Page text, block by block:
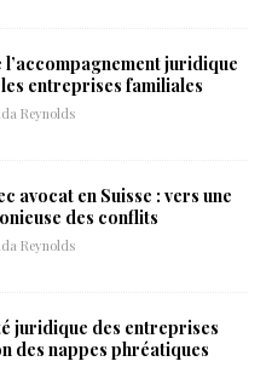
l’accompagnement juridique
entreprises familiales
Reynolds
avocat en Suisse : vers une
des conflits
Reynolds
juridique des entreprises
des nappes phréatiques